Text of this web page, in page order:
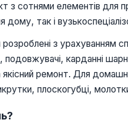
сотнями елементів для
так і
з урахуванням
подовжувачі, карданні
ремонт. Для
плоскогубці,